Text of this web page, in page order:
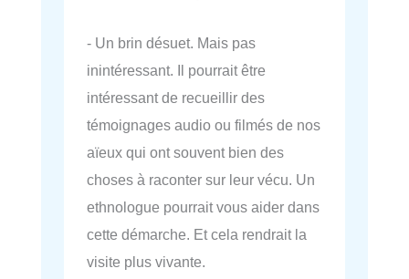
- Un brin désuet. Mais pas
inintéressant. Il pourrait être
intéressant de recueillir des
témoignages audio ou filmés de nos
aïeux qui ont souvent bien des
choses à raconter sur leur vécu. Un
ethnologue pourrait vous aider dans
cette démarche. Et cela rendrait la
visite plus vivante.